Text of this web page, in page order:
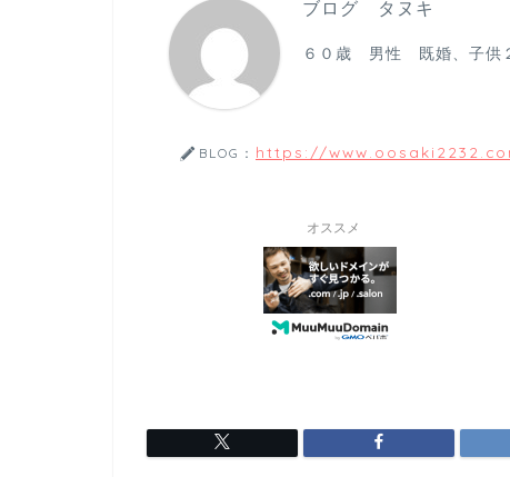
ブログ タヌキ
６０歳 男性 既婚、子供
BLOG： https://
オススメ